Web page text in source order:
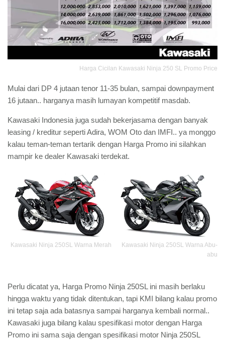
Harga Cicilan Kawasaki Ninja 250 SL Promo Price
Mulai dari DP 4 jutaan tenor 11-35 bulan, sampai downpayment
16 jutaan.. harganya masih lumayan kompetitif masdab.
Kawasaki Indonesia juga sudah bekerjasama dengan banyak
leasing / kreditur seperti Adira, WOM Oto dan IMFI.. ya monggo
kalau teman-teman tertarik dengan Harga Promo ini silahkan
mampir ke dealer Kawasaki terdekat.
Kawasaki Ninja 250SL Warna Merah
Kawasaki Ninja 250SL Warna Abu-
abu
Perlu dicatat ya, Harga Promo Ninja 250SL ini masih berlaku
hingga waktu yang tidak ditentukan, tapi KMI bilang kalau promo
ini tetap saja ada batasnya sampai harganya kembali normal..
Kawasaki juga bilang kalau spesifikasi motor dengan Harga
Promo ini sama saja dengan spesifikasi motor Ninja 250SL